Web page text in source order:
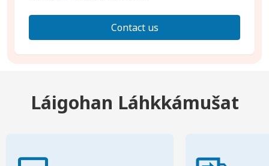
Contact us
Láigohan Láhkkámušat